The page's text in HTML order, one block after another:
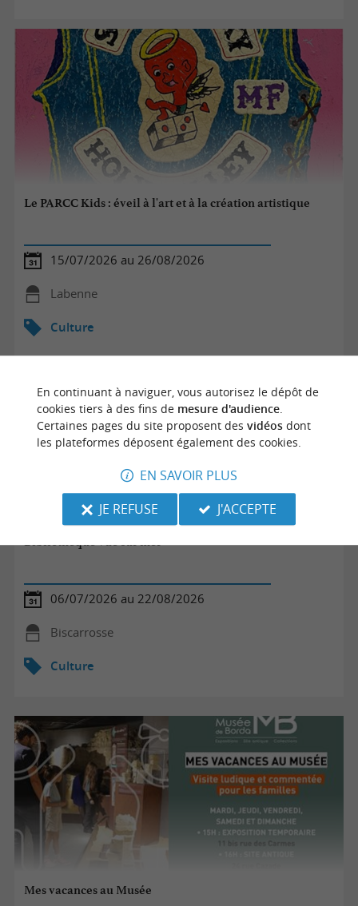
Le PARCC Kids : éveil à l'art et à la création artistique
15/07/2026 au 26/08/2026
Labenne
Culture
Bibliothèque vue sur mer
06/07/2026 au 22/08/2026
Biscarrosse
Culture
Mes vacances au Musée
En continuant à naviguer, vous autorisez le dépôt de
cookies tiers à des fins de mesure d'audience.
Certaines pages du site proposent des vidéosdont
les plateformes déposent également des cookies.
EN SAVOIR PLUS
JE REFUSE
J'ACCEPTE